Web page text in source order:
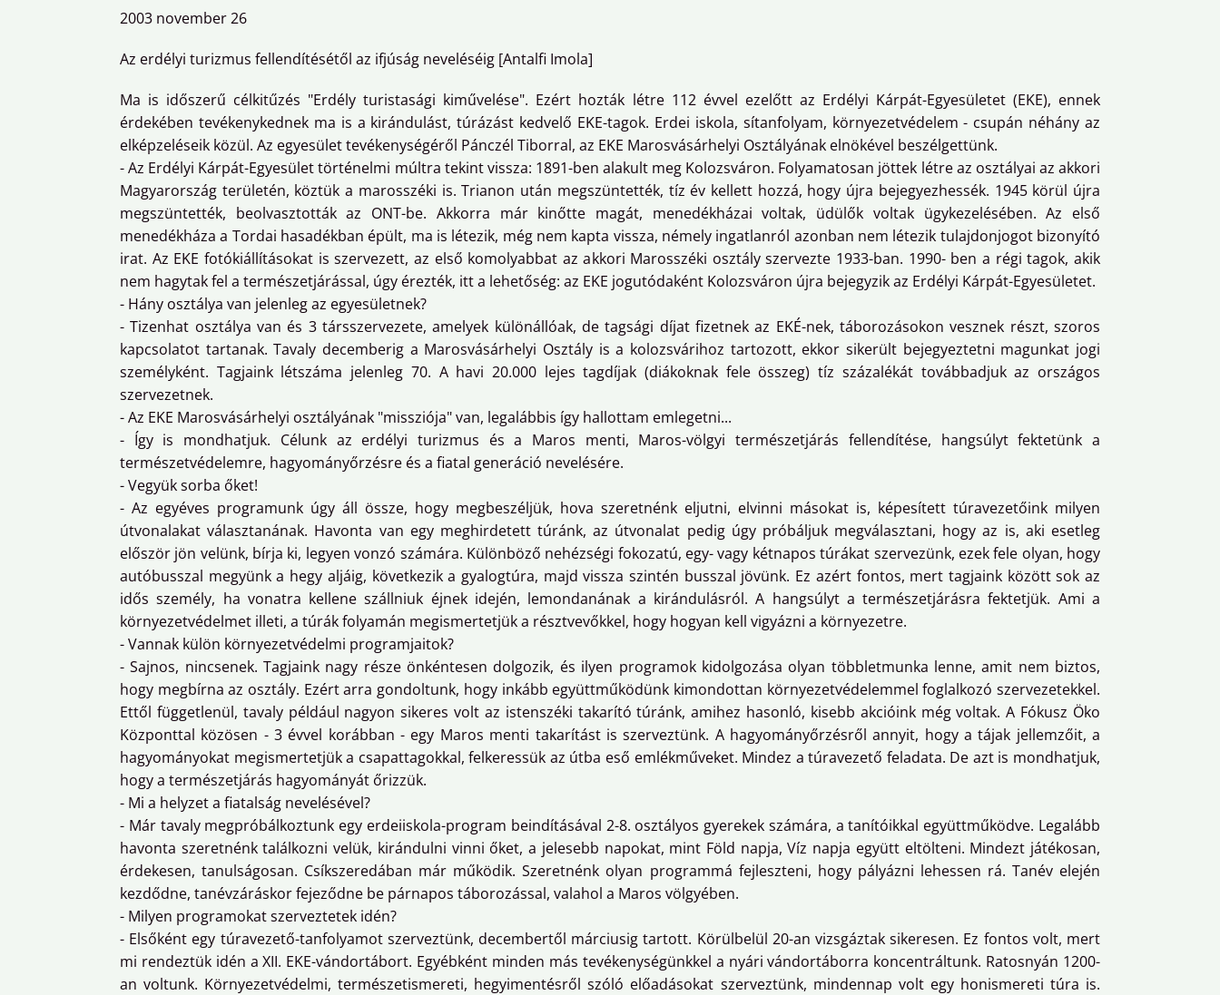
2003 november 26
Az erdélyi turizmus fellendítésétől az ifjúság neveléséig [Antalfi Imola]
Ma is időszerű célkitűzés "Erdély turistasági kiművelése". Ezért hozták létre 112 évvel ezelőtt az Erdélyi Kárpát-Egyesületet (EKE), ennek
érdekében tevékenykednek ma is a kirándulást, túrázást kedvelő EKE-tagok. Erdei iskola, sítanfolyam, környezetvédelem - csupán néhány az
elképzeléseik közül. Az egyesület tevékenységéről Pánczél Tiborral, az EKE Marosvásárhelyi Osztályának elnökével beszélgettünk.
- Az Erdélyi Kárpát-Egyesület történelmi múltra tekint vissza: 1891-ben alakult meg Kolozsváron. Folyamatosan jöttek létre az osztályai az akkori
Magyarország területén, köztük a marosszéki is. Trianon után megszüntették, tíz év kellett hozzá, hogy újra bejegyezhessék. 1945 körül újra
megszüntették, beolvasztották az ONT-be. Akkorra már kinőtte magát, menedékházai voltak, üdülők voltak ügykezelésében. Az első
menedékháza a Tordai hasadékban épült, ma is létezik, még nem kapta vissza, némely ingatlanról azonban nem létezik tulajdonjogot bizonyító
irat. Az EKE fotókiállításokat is szervezett, az első komolyabbat az akkori Marosszéki osztály szervezte 1933-ban. 1990- ben a régi tagok, akik
nem hagytak fel a természetjárással, úgy érezték, itt a lehetőség: az EKE jogutódaként Kolozsváron újra bejegyzik az Erdélyi Kárpát-Egyesületet.
- Hány osztálya van jelenleg az egyesületnek?
- Tizenhat osztálya van és 3 társszervezete, amelyek különállóak, de tagsági díjat fizetnek az EKÉ-nek, táborozásokon vesznek részt, szoros
kapcsolatot tartanak. Tavaly decemberig a Marosvásárhelyi Osztály is a kolozsvárihoz tartozott, ekkor sikerült bejegyeztetni magunkat jogi
személyként. Tagjaink létszáma jelenleg 70. A havi 20.000 lejes tagdíjak (diákoknak fele összeg) tíz százalékát továbbadjuk az országos
szervezetnek.
- Az EKE Marosvásárhelyi osztályának "missziója" van, legalábbis így hallottam emlegetni...
- Így is mondhatjuk. Célunk az erdélyi turizmus és a Maros menti, Maros-völgyi természetjárás fellendítése, hangsúlyt fektetünk a
természetvédelemre, hagyományőrzésre és a fiatal generáció nevelésére.
- Vegyük sorba őket!
- Az egyéves programunk úgy áll össze, hogy megbeszéljük, hova szeretnénk eljutni, elvinni másokat is, képesített túravezetőink milyen
útvonalakat választanának. Havonta van egy meghirdetett túránk, az útvonalat pedig úgy próbáljuk megválasztani, hogy az is, aki esetleg
először jön velünk, bírja ki, legyen vonzó számára. Különböző nehézségi fokozatú, egy- vagy kétnapos túrákat szervezünk, ezek fele olyan, hogy
autóbusszal megyünk a hegy aljáig, következik a gyalogtúra, majd vissza szintén busszal jövünk. Ez azért fontos, mert tagjaink között sok az
idős személy, ha vonatra kellene szállniuk éjnek idején, lemondanának a kirándulásról. A hangsúlyt a természetjárásra fektetjük. Ami a
környezetvédelmet illeti, a túrák folyamán megismertetjük a résztvevőkkel, hogy hogyan kell vigyázni a környezetre.
- Vannak külön környezetvédelmi programjaitok?
- Sajnos, nincsenek. Tagjaink nagy része önkéntesen dolgozik, és ilyen programok kidolgozása olyan többletmunka lenne, amit nem biztos,
hogy megbírna az osztály. Ezért arra gondoltunk, hogy inkább együttműködünk kimondottan környezetvédelemmel foglalkozó szervezetekkel.
Ettől függetlenül, tavaly például nagyon sikeres volt az istenszéki takarító túránk, amihez hasonló, kisebb akcióink még voltak. A Fókusz Öko
Központtal közösen - 3 évvel korábban - egy Maros menti takarítást is szerveztünk. A hagyományőrzésről annyit, hogy a tájak jellemzőit, a
hagyományokat megismertetjük a csapattagokkal, felkeressük az útba eső emlékműveket. Mindez a túravezető feladata. De azt is mondhatjuk,
hogy a természetjárás hagyományát őrizzük.
- Mi a helyzet a fiatalság nevelésével?
- Már tavaly megpróbálkoztunk egy erdeiiskola-program beindításával 2-8. osztályos gyerekek számára, a tanítóikkal együttműködve. Legalább
havonta szeretnénk találkozni velük, kirándulni vinni őket, a jelesebb napokat, mint Föld napja, Víz napja együtt eltölteni. Mindezt játékosan,
érdekesen, tanulságosan. Csíkszeredában már működik. Szeretnénk olyan programmá fejleszteni, hogy pályázni lehessen rá. Tanév elején
kezdődne, tanévzáráskor fejeződne be párnapos táborozással, valahol a Maros völgyében.
- Milyen programokat szerveztetek idén?
- Elsőként egy túravezető-tanfolyamot szerveztünk, decembertől márciusig tartott. Körülbelül 20-an vizsgáztak sikeresen. Ez fontos volt, mert
mi rendeztük idén a XII. EKE-vándortábort. Egyébként minden más tevékenységünkkel a nyári vándortáborra koncentráltunk. Ratosnyán 1200-
an voltunk. Környezetvédelmi, természetismereti, hegyimentésről szóló előadásokat szerveztünk, mindennap volt egy honismereti túra is.